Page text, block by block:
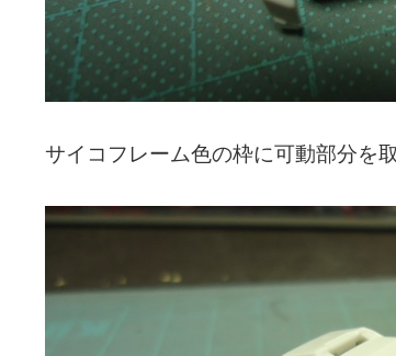
サイコフレーム色の枠に可動部分を